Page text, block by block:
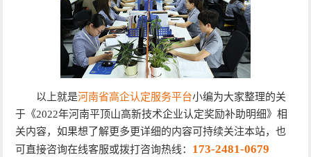
以上就是河南省高企认定服务平台小编为大家整理的关
于《2022年河南平顶山高新技术企业认定奖励补助明细》相
关内容，如果想了解更多更详细的内容可持续关注本站，也
可直接咨询在线客服或拨打咨询热线： 173-2481-0679